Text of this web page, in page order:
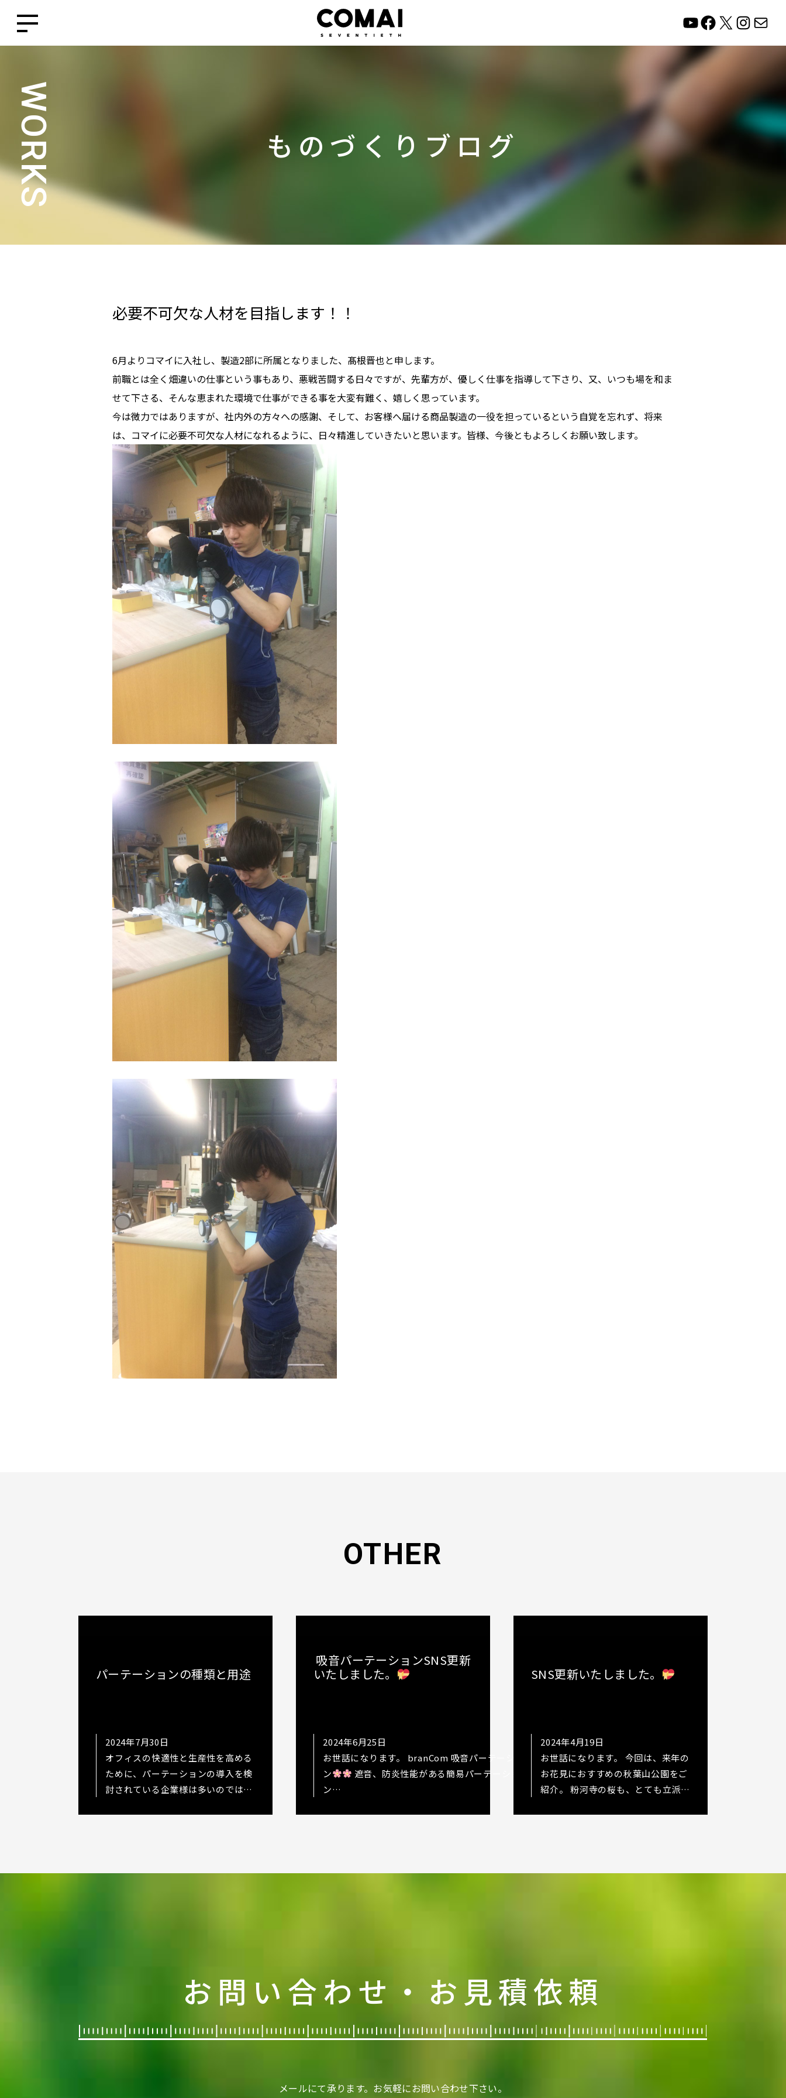
WORKS ものづくり ブログ
必要不可欠な人材を目指します！！
6月よりコマイに入社し、製造2部に所属となりました、髙根晋也と申します。
前職とは全く畑違いの仕事という事もあり、悪戦苦闘する日々ですが、先輩方が、優しく仕事を指導して下さり、又、いつも場を和ま
せて下さる、そんな恵まれた環境で仕事ができる事を大変有難く、嬉しく思っています。
今は微力ではありますが、社内外の方々への感謝、そして、お客様へ届ける商品製造の一役を担っているという自覚を忘れず、将来
は、コマイに必要不可欠な人材になれるように、日々精進していきたいと思います。皆様、今後ともよろしくお願い致します。
OTHER
パーテーションの種類と用途
2024年7月30日
オフィスの快適性と生産性を高める
ために、パーテーションの導入を検
討されている企業様は多いのではな
吸音パーテーションSNS更新
いたしました。
2024年6月25日
お世話になります。 branCom 吸音パーテーショ
ン
遮音、防炎性能がある簡易パーテーショ
ン
SNS更新いたしました。
2024年4月19日
お世話になります。 今回は、来年の
お花見におすすめの秋葉山公園をご
紹介。 粉河寺の桜も、とても立派で
お問い合わせ・お見積依頼
メールにて承ります。 お気軽にお問い合わせ下さい。